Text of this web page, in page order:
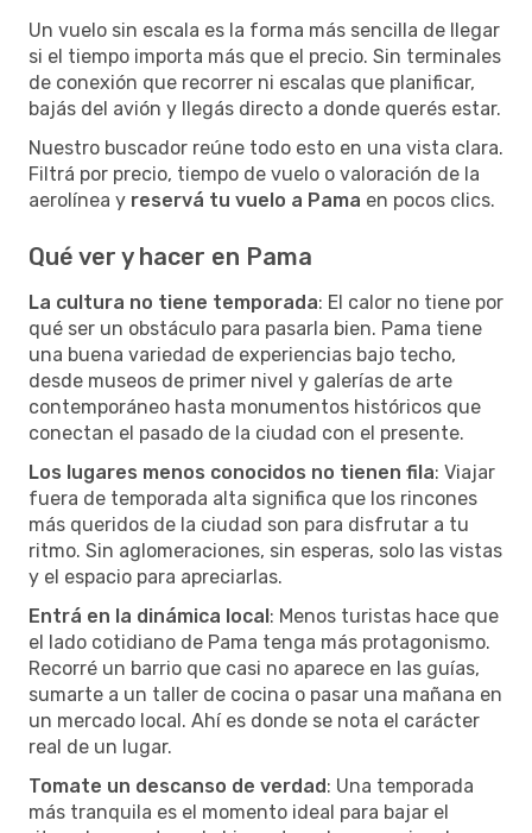
Un vuelo sin escala es la forma más sencilla de llegar
si el tiempo importa más que el precio. Sin terminales
de conexión que recorrer ni escalas que planificar,
bajás del avión y llegás directo a donde querés estar.
Nuestro buscador reúne todo esto en una vista clara.
Filtrá por precio, tiempo de vuelo o valoración de la
aerolínea y reservá tu vuelo a Pama en pocos clics.
Qué ver y hacer en Pama
La cultura no tiene temporada: El calor no tiene por
qué ser un obstáculo para pasarla bien. Pama tiene
una buena variedad de experiencias bajo techo,
desde museos de primer nivel y galerías de arte
contemporáneo hasta monumentos históricos que
conectan el pasado de la ciudad con el presente.
Los lugares menos conocidos no tienen fila: Viajar
fuera de temporada alta significa que los rincones
más queridos de la ciudad son para disfrutar a tu
ritmo. Sin aglomeraciones, sin esperas, solo las vistas
y el espacio para apreciarlas.
Entrá en la dinámica local: Menos turistas hace que
el lado cotidiano de Pama tenga más protagonismo.
Recorré un barrio que casi no aparece en las guías,
sumarte a un taller de cocina o pasar una mañana en
un mercado local. Ahí es donde se nota el carácter
real de un lugar.
Tomate un descanso de verdad: Una temporada
más tranquila es el momento ideal para bajar el